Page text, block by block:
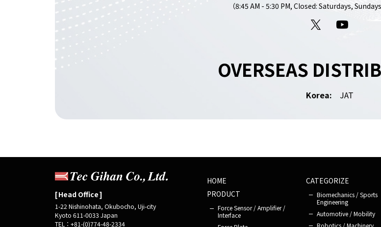
（8:45 AM - 5:30 PM, Closed: Saturdays,
X
OVERSEAS
Korea: JAT
Head Office
1-22 Nishinohata, Okubocho, Uji-city
Kyoto 611-0033 Japan
TEL：+81-(0)774-48-2334
HOME
PRODUCT
Force Sensor / Amplifier /
Interface
CATEGORIZE
Biomechanics / Sports
Engineering
Automotive / Mobility
Robotics / Machinery